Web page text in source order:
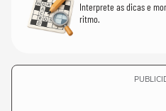
Interprete as dicas e
ritmo.